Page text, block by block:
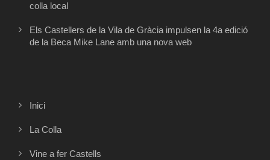
colla local
Els Castellers de la Vila de Gràcia impulsen la 4a edició
de la Beca Mike Lane amb una nova web
Inici
La Colla
Vine a fer Castells